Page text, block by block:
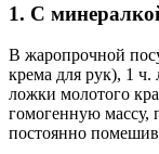
1. С
В жаропрочной
крема для рук), 1 ч.
ложки молотого
гомогенную массу,
постоянно